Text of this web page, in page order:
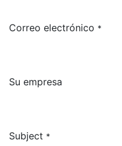
Correo electrónico *
Su empresa
Subject *